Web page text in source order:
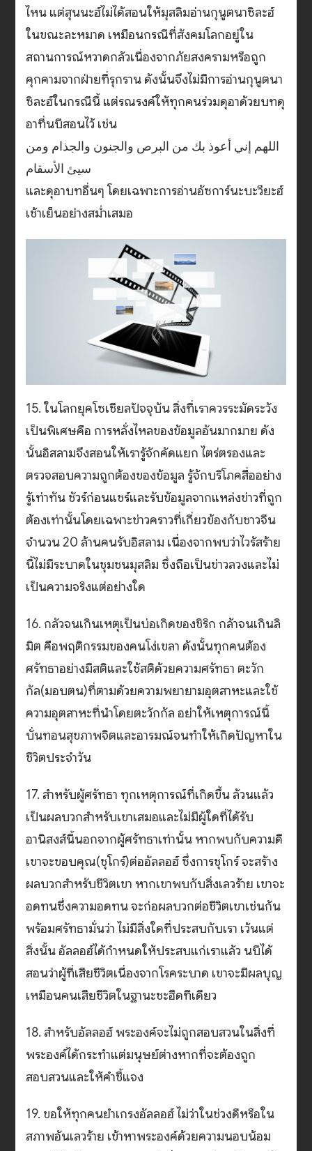
ไหน แต่สุนนะฮ์ไม่ได้สอนให้มุสลิมอ่านกุนูตนาซิละฮ์
ในขณะละหมาด เหมือนกรณีที่สังคมโลกอยู่ใน
สถานการณ์หวาดกลัวเนื่องจากภัยสงครามหรือถูก
คุกคามจากฝ่ายที่รุกราน ดังนั้นจึงไม่มีการอ่านกุนูตนา
ซิละฮ์ในกรณีนี้ แต่รณรงค์ให้ทุกคนร่วมดุอาด้วยบทดุ
อาที่นบีสอนไว้ เช่น
سيئ الأسقام
และดุอาบทอื่นๆ โดยเฉพาะการอ่านอัซการ์นะบะวียะฮ์
เช้าเย็นอย่างสม่ำเสมอ
15. ในโลกยุคโซเชียลปัจจุบัน สิ่งที่เราควรระมัดระวัง
เป็นพิเศษคือ การหลั่งไหลของข้อมูลอันมากมาย ดัง
นั้นอิสลามจึงสอนให้เรารู้จักคัดแยก ไตร่ตรองและ
ตรวจสอบความถูกต้องของข้อมูล รู้จักบริโภคสื่ออย่าง
รู้เท่าทัน ชัวร์ก่อนแชร์และรับข้อมูลจากแหล่งข่าวที่ถูก
ต้องเท่านั้นโดยเฉพาะข่าวคราวที่เกี่ยวข้องกับชาวจีน
จำนวน 20 ล้านคนรับอิสลาม เนื่องจากพบว่าไวรัสร้าย
นี้ไม่มีระบาดในชุมชนมุสลิม ซึ่งถือเป็นข่าวลวงและไม่
เป็นความจริงแต่อย่างใด
16. กลัวจนเกินเหตุเป็นบ่อเกิดของชิริก กล้าจนเกินลิ
มิต คือพฤติกรรมของคนโง่เขลา ดังนั้นทุกคนต้อง
ศรัทธาอย่างมีสติและใช้สติด้วยความศรัทธา ตะวัก
กัล(มอบตน)ที่ตามด้วยความพยายามอุตสาหะและใช้
ความอุตสาหะที่นำโดยตะวักกัล อย่าให้เหตุการณ์นี้
บั่นทอนสุขภาพจิตและอารมณ์จนทำให้เกิดปัญหาใน
ชีวิตประจำวัน
17. สำหรับผู้ศรัทธา ทุกเหตุการณ์ที่เกิดขึ้น ล้วนแล้ว
เป็นผลบวกสำหรับเขาเสมอและไม่มีผู้ใดที่ได้รับ
อานิสงส์นี้นอกจากผู้ศรัทธาเท่านั้น หากพบกับความดี
เขาจะขอบคุณ(ชุโกร์)ต่ออัลลอฮ์ ซึ่งการชุโกร์ จะสร้าง
ผลบวกสำหรับชีวิตเขา หากเขาพบกับสิ่งเลวร้าย เขาจะ
อดทนซึ่งความอดทน จะก่อผลบวกต่อชีวิตเขาเช่นกัน
พร้อมศรัทธามั่นว่า ไม่มีสิ่งใดที่ประสบกับเรา เว้นแต่
สิ่งนั้น อัลลอฮ์ได้กำหนดให้ประสบแก่เราแล้ว นบีได้
สอนว่าผู้ที่เสียชีวิตเนื่องจากโรคระบาด เขาจะมีผลบุญ
เหมือนคนเสียชีวิตในฐานะชะฮีดทีเดียว
18. สำหรับอัลลอฮ์ พระองค์จะไม่ถูกสอบสวนในสิ่งที่
พระองค์ได้กระทำแต่มนุษย์ต่างหากที่จะต้องถูก
สอบสวนและให้คำชี้แจง
19. ขอให้ทุกคนยำเกรงอัลลอฮ์ ไม่ว่าในช่วงดีหรือใน
สภาพอันเลวร้าย เข้าหาพระองค์ด้วยความนอบน้อม